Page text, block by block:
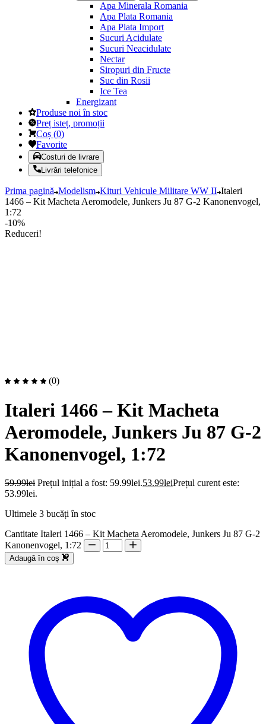
Apa Minerala Romania
Apa Plata Romania
Apa Plata Import
Sucuri Acidulate
Sucuri Neacidulate
Nectar
Siropuri din Fructe
Suc din Rosii
Ice Tea
Energizant
Produse noi în stoc
Preț isteț, promoții
Coș (0)
Favorite
Costuri de livrare
Livrări telefonice
Prima pagină Modelism Kituri Vehicule Militare WW II Italeri
1466 – Kit Macheta Aeromodele, Junkers Ju 87 G-2 Kanonenvogel,
1:72
-10%
Reduceri!
(0)
Italeri 1466 – Kit Macheta
Aeromodele, Junkers Ju 87 G-2
Kanonenvogel, 1:72
59.99lei Prețul inițial a fost: 59.99lei.53.99leiPrețul curent este:
53.99lei.
Ultimele 3 bucăți în stoc
Cantitate Italeri 1466 – Kit Macheta Aeromodele, Junkers Ju 87 G-2
Kanonenvogel, 1:72
Adaugă în coș